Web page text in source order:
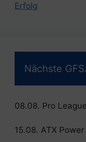
Erfolg
Nächste
08.08. Pro
15.08. ATX